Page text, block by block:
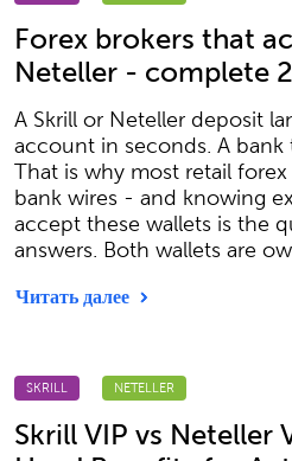
Forex brokers that
Neteller - complete
A Skrill or Neteller deposit
account in seconds. A bank
That is why most retail
bank wires - and knowing
accept these wallets is the
answers. Both wallets are
Читать далее
SKRILL NETELLER
Skrill VIP vs Neteller